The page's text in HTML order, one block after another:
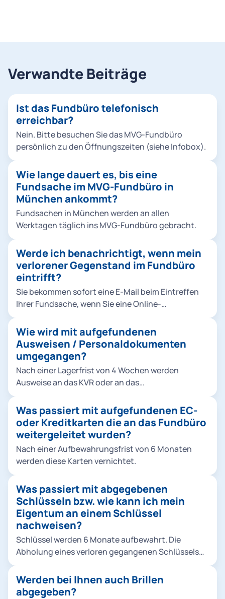
Verwandte Beiträge
Ist das Fundbüro telefonisch
erreichbar?
Nein. Bitte besuchen Sie das MVG-Fundbüro
persönlich zu den Öffnungszeiten (siehe Infobox).
Wie lange dauert es, bis eine
Fundsache im MVG-Fundbüro in
München ankommt?
Fundsachen in München werden an allen
Werktagen täglich ins MVG-Fundbüro gebracht.
Werde ich benachrichtigt, wenn mein
verlorener Gegenstand im Fundbüro
eintrifft?
Sie bekommen sofort eine E-Mail beim Eintreffen
Ihrer Fundsache, wenn Sie eine Online-
aufgegeben haben.
Wie wird mit aufgefundenen
Ausweisen / Personaldokumenten
umgegangen?
Nach einer Lagerfrist von 4 Wochen werden
Ausweise an das KVR oder an das
Was passiert mit aufgefundenen EC-
oder Kreditkarten die an das Fundbüro
weitergeleitet wurden?
Nach einer Aufbewahrungsfrist von 6 Monaten
werden diese Karten vernichtet.
Was passiert mit abgegebenen
Schlüsseln bzw. wie kann ich mein
Eigentum an einem Schlüssel
nachweisen?
Schlüssel werden 6 Monate aufbewahrt. Die
Abholung eines verloren gegangenen Schlüssels
Vergleichsstücks (Zweitschlüssels) möglich.
Werden bei Ihnen auch Brillen
abgegeben?